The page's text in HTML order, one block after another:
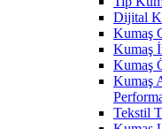
Dijital
Kumaş
Kumaş
Kumaş
Kumaş
Tekstil